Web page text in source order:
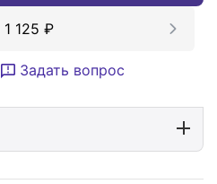
1 125 ₽
Задать вопрос